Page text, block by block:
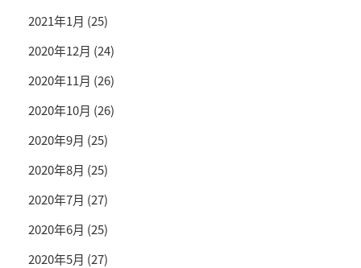
2021年1月 (25)
2020年12月 (24)
2020年11月 (26)
2020年10月 (26)
2020年9月 (25)
2020年8月 (25)
2020年7月 (27)
2020年6月 (25)
2020年5月 (27)